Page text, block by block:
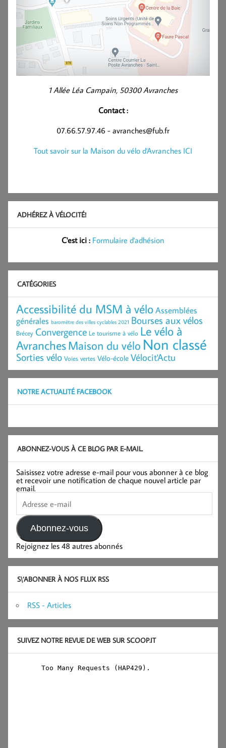
1 Allée Léa Campain, 50300 Avranches
Contact :
07.66.57.97.46 - avranches@fub.fr
Tout savoir sur la Maison du vélo d'Avranches ICI
ADHÉREZ À VÉLOCITÉ!
C'est ici : Formulaire d'adhésion
CATÉGORIES
Accessibilité du MSM à véloAssemblées
générales baromètre des villes cyclables 2021 Bourses aux vélos
Brécey Convergence Le tourisme à vélo Le vélo à
AvranchesMaison du vélo Non classé
Sorties vélo Voies vertes Vélo-école Vélocit'Actu
NOTRE ACTUALITÉ FACEBOOK
ABONNEZ-VOUS À CE BLOG PAR E-MAIL.
Saisissez votre adresse e-mail pour vous abonner à ce blog
et recevoir une notification de chaque nouvel article par
email.
Adresse
e-
mail
Abonnez-vous
Rejoignez les 48 autres abonnés
S\’ABONNER À NOS FLUX RSS
RSS - Articles
SUIVEZ NOTRE REVUE DE WEB SUR SCOOP.IT